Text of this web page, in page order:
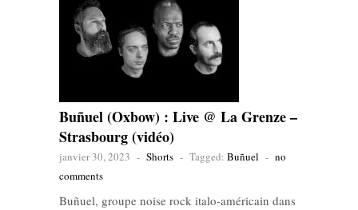
Buñuel (Oxbow) : Live @ La Grenze –
Strasbourg (vidéo)
janvier 30, 2023 - Shorts - Tagged: Buñuel - no
comments
Buñuel, groupe noise rock italo-américain dans